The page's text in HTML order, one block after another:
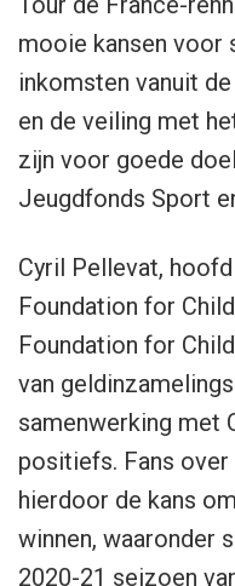
mooie kansen voor
inkomsten vanuit
en de veiling met
zijn voor goede
Jeugdfonds Sport
Cyril Pellevat,
Foundation for
Foundation for
van
samenwerking met
positiefs. Fans
hierdoor de kans
winnen, waaronder
2020-21 seizoen